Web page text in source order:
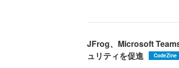
JFrog、Microsoft
ュリティを促進
CodeZine